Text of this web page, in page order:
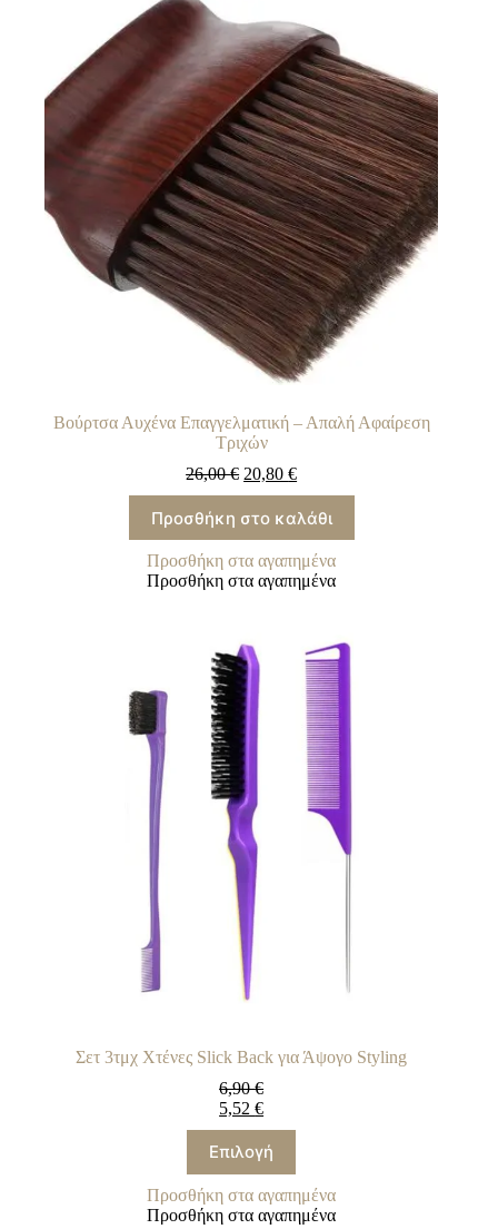
Βούρτσα Αυχένα Επαγγελματική – Απαλή Αφαίρεση
Τριχών
26,00€ 20,80€
Προσθήκη στο καλάθι
Προσθήκη στα αγαπημένα
Προσθήκη στα αγαπημένα
Σετ 3τμχ Χτένες Slick Back για Άψογο Styling
6,90€
5,52€
Επιλογή
το
προϊόν
έχει
πολλαπλές
Προσθήκη στα αγαπημένα
Προσθήκη στα αγαπημένα